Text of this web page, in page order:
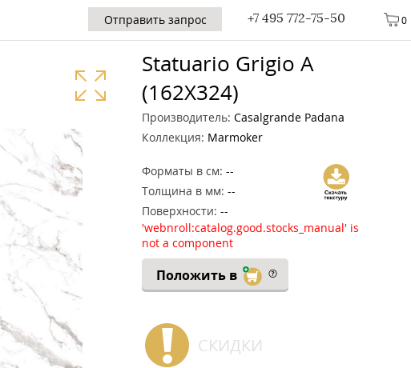
0
+7 495 772-75-50
Отправить запрос
Statuario Grigio A
(162X324)
Производитель: Casalgrande Padana
Коллекция: Marmoker
Форматы в см: --
Толщина в мм: --
Поверхности: --
'webnroll:catalog.good.stocks_manual' is
not a component
Положить в
СКИДКИ